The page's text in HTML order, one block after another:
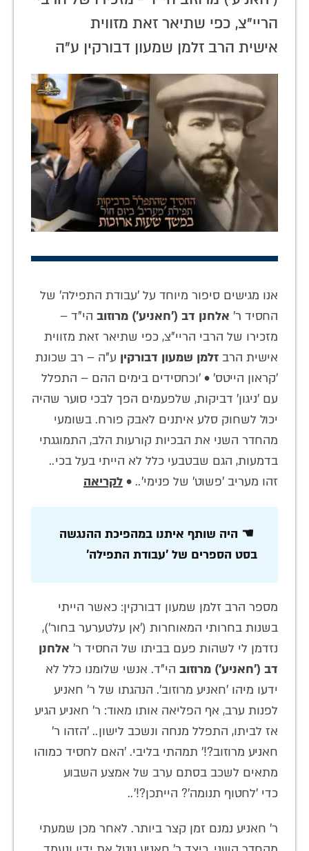
הריי"צ, כפי שתיאר זאת מזווית
אישית הרב זלמן שמעון דבורקין ע"ה
אנו מגישים סיפור מיוחד על 'עבודת התפילה' של
החסיד ר' אלחנן דב ('חאניע') מרוזוב הי"ד –
מזכירו של הרבי הריי"צ, כפי שתיאר זאת מזווית
אישית הרב זלמן שמעון דבורקין ע"ה – רב שכונת
'קראון הייטס' • 'וכחסידים בימים ההם – התפלל
עם 'ניגון' דביקות, שלפעמים הפך לבכי סוער שהיה
יכול לשחוק סלע איתנים לאבק פורח. בשומעי
מהחדר השני את הבכיות קורעות הלב, התמוגגתי
בדמעות, הגם שבטבעי כלל לא הייתי בעל בכי..
זהו מעריב 'פשוט' של פנימי'.. • לקריאה
☚ היה שותף איתנו במהפיכת ההנגשה
בסט הספרים של 'עבודת התפילה'
מספר הרב זלמן שמעון דבורקין: כאשר הייתי
בשנות בחרותי המאוחרות ('אן עלטערער בחור'),
נזדמן לי לשהות פעם בביתו של החסיד ר' אלחנן
דב ('חאניע') מרוזוב הי"ד. אנשי שלומנו כלל לא
ידעו מיהו 'חאניע מרוזוב'. הנהגתו של ר' חאניע
לפנות ערב, אף הפליאה אותו מאוד: ר' חאניע הגיע
אז לביתו, התפלל מנחה ונשכב לישון.. 'הזהו ר'
חאניע מרוזוב?!' תמהתי בליבי. 'האם לחסיד כמוהו
מתאים לשכב בסתם ערב של אמצע השבוע
כדי 'לחטוף תנומה'? הייתכן?!'..
ר' חאניע נמנם זמן קצר ביותר. לאחר מכן שמעתי